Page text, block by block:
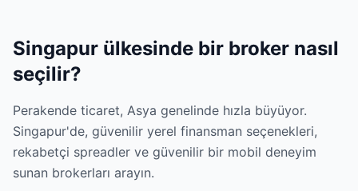
Singapur ülkesinde bir broker nasıl
seçilir?
Perakende ticaret, Asya genelinde hızla büyüyor.
Singapur'de, güvenilir yerel finansman seçenekleri,
rekabetçi spreadler ve güvenilir bir mobil deneyim
sunan brokerları arayın.